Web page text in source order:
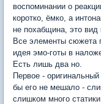
воспоминании о
коротко, ёмко, а
не похабщина, это вид
Все элементы сюжета
идея эмо-готы в
Есть лишь два но.
Первое -
бы его не мешало -
слишком много